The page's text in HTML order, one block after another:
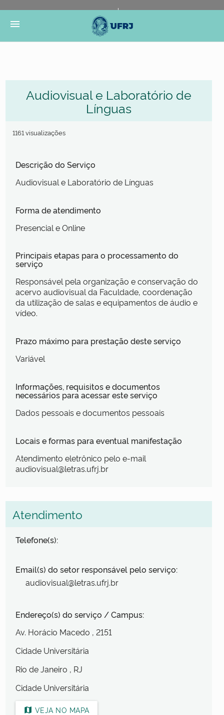
Portal do Governo Brasileiro
Governo
menu
Audiovisual e Laboratório de
Línguas
1161 visualizações
Descrição do Serviço
Audiovisual e Laboratório de Línguas
Forma de atendimento
Presencial e Online
Principais etapas para o processamento do
serviço
Responsável pela organização e conservação do
acervo audiovisual da Faculdade, coordenação
da utilização de salas e equipamentos de áudio e
vídeo.
Prazo máximo para prestação deste serviço
Variável
Informações, requisitos e documentos
necessários para acessar este serviço
Dados pessoais e documentos pessoais
Locais e formas para eventual manifestação
Atendimento eletrônico pelo e-mail
audiovisual@letras.ufrj.br
Atendimento
Telefone(s):
Email(s) do setor responsável pelo serviço:
audiovisual@letras.ufrj.br
Endereço(s) do serviço / Campus:
Av. Horácio Macedo , 2151
Cidade Universitária
Rio de Janeiro , RJ
Cidade Universitária
map VEJA NO MAPA